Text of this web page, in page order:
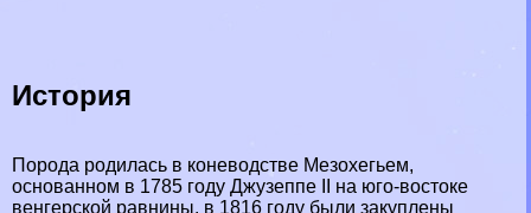
История
Порода родилась в коневодстве Мезохегьем,
основанном в 1785 году Джузеппе II на юго-востоке
венгерской равнины. в 1816 году были закуплены